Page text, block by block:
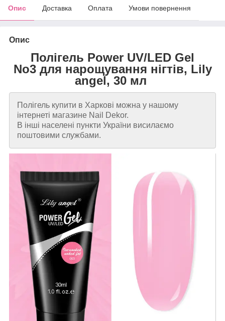
Опис Доставка Оплата Умови повернення
Опис
Полігель Power UV/LED Gel
No3 для нарощування нігтів, Lily
angel, 30 мл
Полігель купити в Харкові можна у нашому
інтернеті магазине Nail Dekor.
В інші населені пункти України висилаємо
поштовими службами.